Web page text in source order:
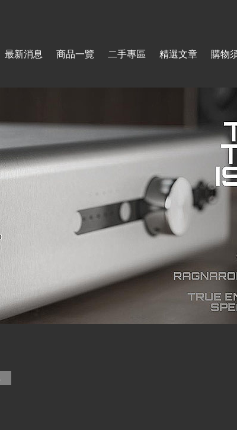
最新消息 商品一覽 二手專區 精選文章 購物